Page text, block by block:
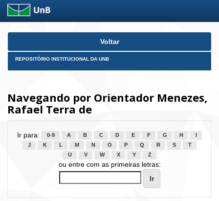
Skip
Voltar
REPOSITÓRIO INSTITUCIONAL DA UNB
Navegando por Orientador Menezes,
Rafael Terra de
Ir para: 0-9 A B C D E F G H
J
K L M N O P Q R S
T
U
V W X Y Z
ou entre com as primeiras letras: